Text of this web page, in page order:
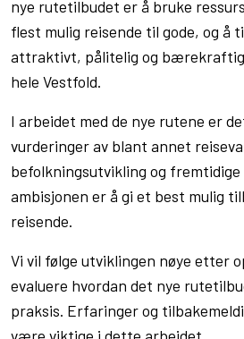
nye rutetilbudet er å bruke
flest mulig reisende til gode, og å
attraktivt, pålitelig og
hele Vestfold.
I arbeidet med de nye rutene er
vurderinger av blant annet
befolkningsutvikling og
ambisjonen er å gi et best mulig
reisende.
Vi vil følge utviklingen nøye etter
evaluere hvordan det nye
praksis. Erfaringer og